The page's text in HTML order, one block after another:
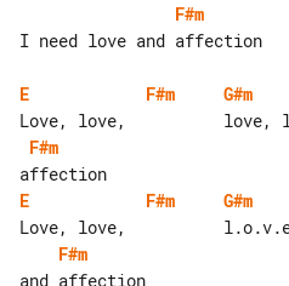
F#m
I need love and affection
E F#m
G#m
F#m
E
F#m
G#m
F#m